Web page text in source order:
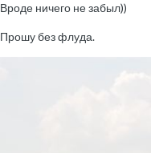
Вроде ничего не забыл))
Прошу без флуда.